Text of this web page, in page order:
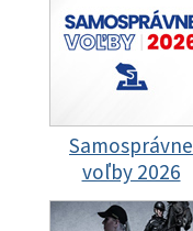
Samosprávne
voľby 2026